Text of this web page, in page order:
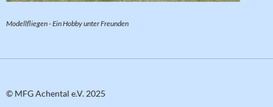
Modellfliegen - Ein Hobby unter Freunden
© MFG Achental e.V. 2025